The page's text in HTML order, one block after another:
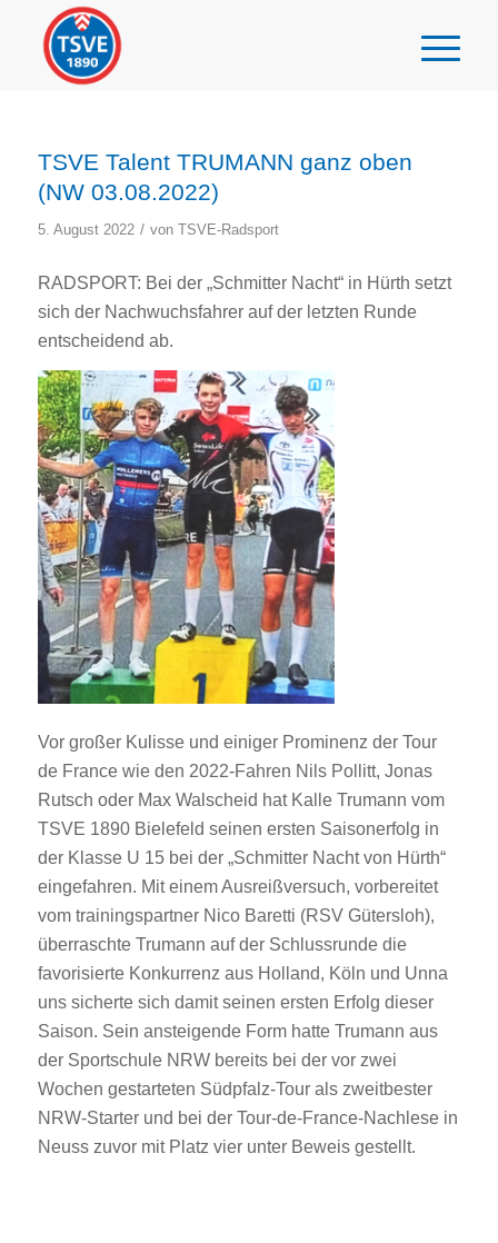
TSVE Talent TRUMANN ganz oben
(NW 03.08.2022)
5. August 2022 / von TSVE-Radsport
RADSPORT: Bei der „Schmitter Nacht“ in Hürth setzt
sich der Nachwuchsfahrer auf der letzten Runde
entscheidend ab.
Vor großer Kulisse und einiger Prominenz der Tour
de France wie den 2022-Fahren Nils Pollitt, Jonas
Rutsch oder Max Walscheid hat Kalle Trumann vom
TSVE 1890 Bielefeld seinen ersten Saisonerfolg in
der Klasse U 15 bei der „Schmitter Nacht von Hürth“
eingefahren. Mit einem Ausreißversuch, vorbereitet
vom trainingspartner Nico Baretti (RSV Gütersloh),
überraschte Trumann auf der Schlussrunde die
favorisierte Konkurrenz aus Holland, Köln und Unna
uns sicherte sich damit seinen ersten Erfolg dieser
Saison. Sein ansteigende Form hatte Trumann aus
der Sportschule NRW bereits bei der vor zwei
Wochen gestarteten Südpfalz-Tour als zweitbester
NRW-Starter und bei der Tour-de-France-Nachlese in
Neuss zuvor mit Platz vier unter Beweis gestellt.